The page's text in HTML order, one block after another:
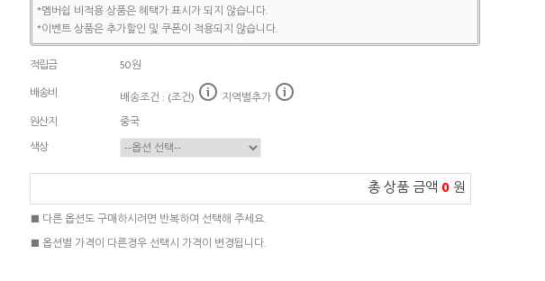
*멤버쉽 비적용 상품은 혜택가 표시가 되지 않습니다.
*이벤트 상품은 추가할인 및 쿠폰이 적용되지 않습니다.
적립금
50원
배송비
배송조건 : (조건)
지역별추가
원산지
중국
색상
총 상품 금액 0원
■ 다른 옵션도 구매하시려면 반복하여 선택해 주세요.
■ 옵션별 가격이 다른경우 선택시 가격이 변경됩니다.